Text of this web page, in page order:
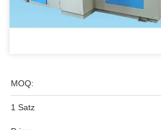
MOQ:
1 Satz